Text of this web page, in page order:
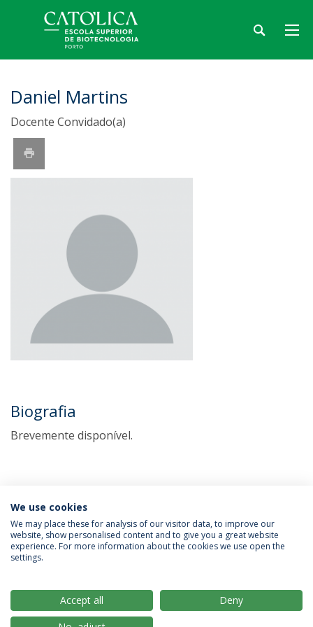
Daniel Martins
Docente Convidado(a)
Biografia
Brevemente disponível.
Política de Privacidade
Termos & Condições
We use cookies
We may place these for analysis of our visitor data, to improve our
website, show personalised content and to give you a great website
experience. For more information about the cookies we use open the
settings.
Accept all
Deny